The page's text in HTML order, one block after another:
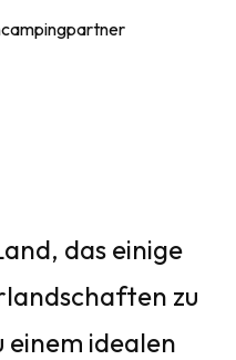
das einige
zu
einem idealen